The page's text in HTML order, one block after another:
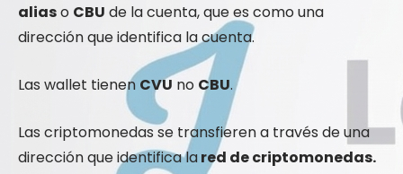
aliaso CBU de la cuenta, que es como una
dirección que identifica la cuenta.
Las wallet tienen CVU no CBU.
Las criptomonedas se transfieren a través de una
dirección que identifica lared de criptomonedas.